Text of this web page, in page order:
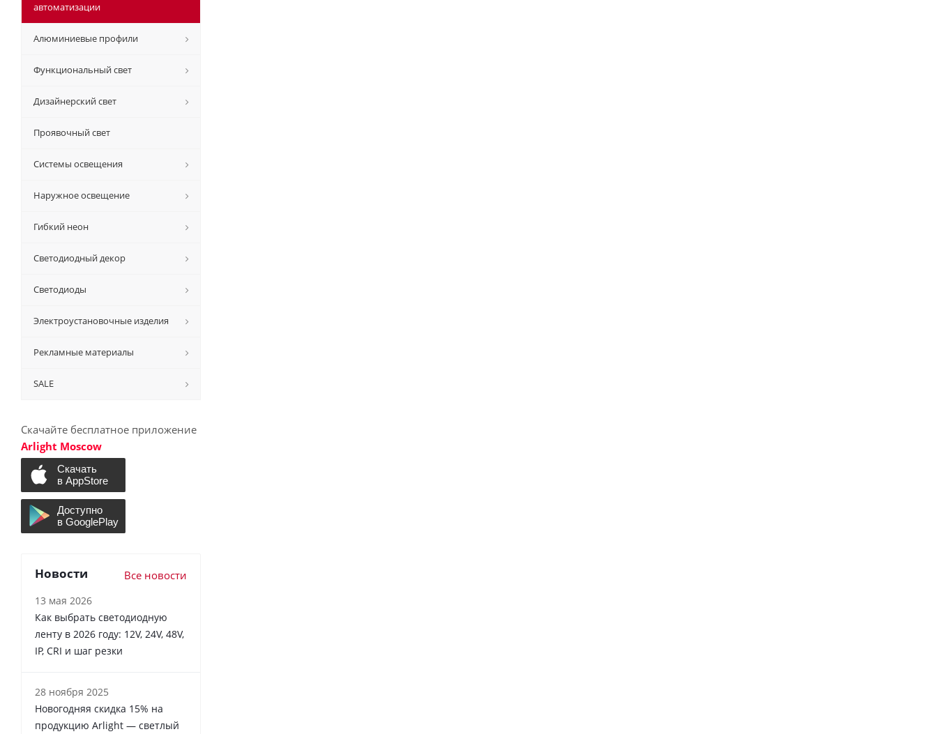
автоматизации
Алюминиевые профили
Функциональный свет
Дизайнерский свет
Проявочный свет
Системы освещения
Наружное освещение
Гибкий неон
Светодиодный декор
Светодиоды
Электроустановочные изделия
Рекламные материалы
SALE
Скачайте бесплатное приложение
Arlight Moscow
Новости Все новости
13 мая 2026
Как выбрать светодиодную
ленту в 2026 году: 12V, 24V, 48V,
IP, CRI и шаг резки
28 ноября 2025
Новогодняя скидка 15% на
продукцию Arlight — светлый